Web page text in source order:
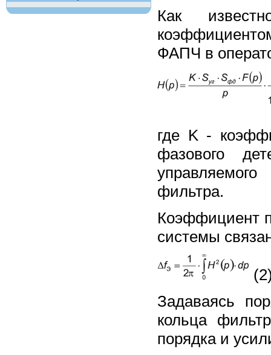
Как
ФАПЧ в
где K -
фазового
фильтра.
Коэффициент
системы
Задаваясь
кольца
порядка и